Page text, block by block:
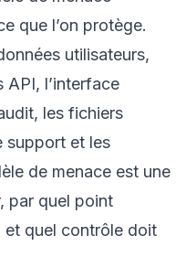
que l’on protège.
utilisateurs,
API, l’interface
les fichiers
support et les
de menace est une
par quel point
et quel contrôle doit